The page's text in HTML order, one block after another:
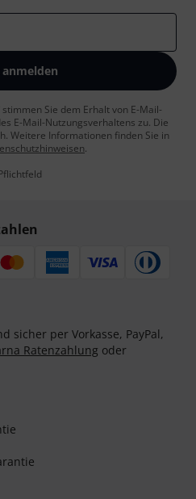
anmelden
stimmen Sie dem Erhalt von E-Mail-
E-Mail-Nutzungsverhaltens zu. Die
Weitere Informationen finden Sie in
.
sicher per Vorkasse, PayPal,
Ratenzahlung oder